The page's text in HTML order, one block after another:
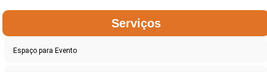
Serviços
Espaço para Evento